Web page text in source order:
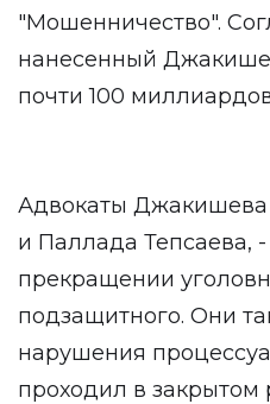
"Мошенничество".
нанесенный
почти 100
Адвокаты Джакишева
и Паллада Тепсаева,
прекращении
подзащитного. Они
нарушения
проходил в